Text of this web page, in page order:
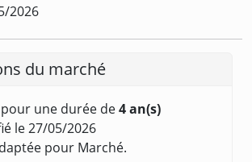
2026
du marché
pour une durée de4 an(s)
le 27/05/2026
pour Marché.